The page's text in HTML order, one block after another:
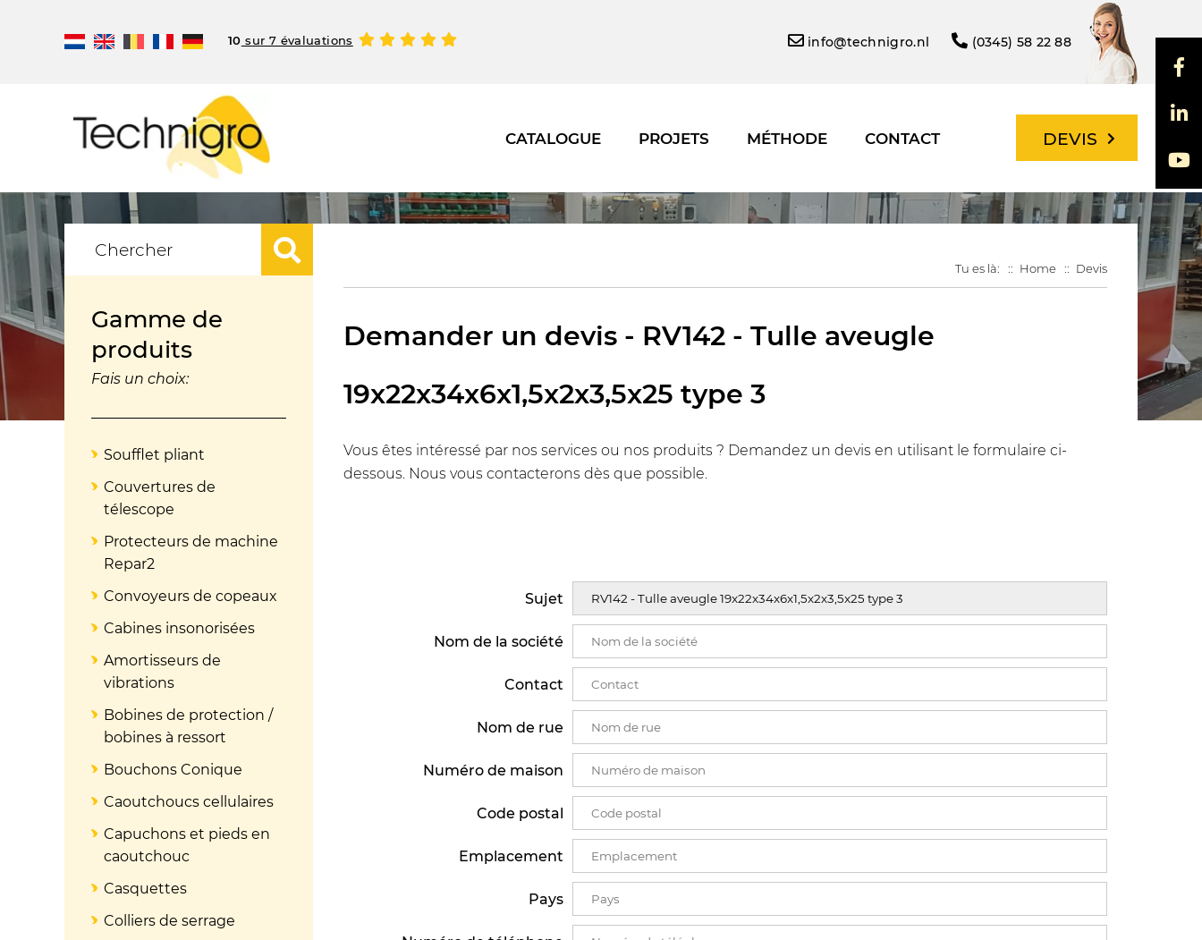
10 sur 7 évaluations info@technigro.nl (0345) 58 22 88
CATALOGUE PROJETS MÉTHODE CONTACT DEVIS
Tu es là: Home Devis
Demander un devis - RV142 - Tulle aveugle
19x22x34x6x1,5x2x3,5x25 type 3
Vous êtes intéressé par nos services ou nos produits ? Demandez un devis en utilisant le formulaire ci-
dessous. Nous vous contacterons dès que possible.
Sujet
Nom de la société
Contact
Nom de rue
Numéro de maison
Code postal
Emplacement
Pays
Gamme de
produits
Fais un choix:
Soufflet pliant
Couvertures de
télescope
Protecteurs de machine
Repar2
Convoyeurs de copeaux
Cabines insonorisées
Amortisseurs de
vibrations
Bobines de protection /
bobines à ressort
Bouchons Conique
Caoutchoucs cellulaires
Capuchons et pieds en
caoutchouc
Casquettes
Colliers de serrage